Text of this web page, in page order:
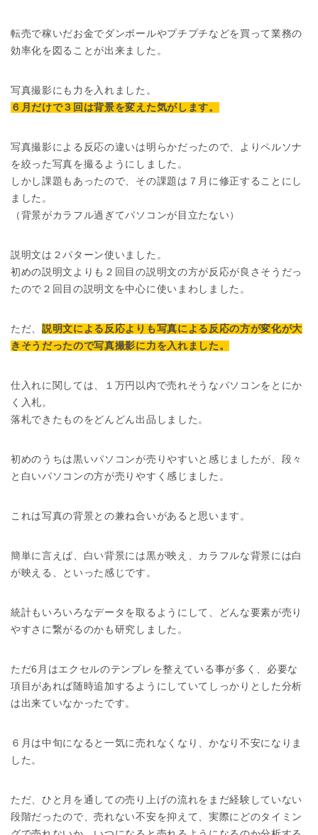
転売で稼いだお金でダンボールやプチプチなどを買って業務の
効率化を図ることが出来ました。
写真撮影にも力を入れました。
６月だけで３回は背景を変えた気がします。
写真撮影による反応の違いは明らかだったので、よりペルソナ
を絞った写真を撮るようにしました。
しかし課題もあったので、その課題は７月に修正することにし
ました。
（背景がカラフル過ぎてパソコンが目立たない）
説明文は２パターン使いました。
初めの説明文よりも２回目の説明文の方が反応が良さそうだっ
たので２回目の説明文を中心に使いまわしました。
ただ、説明文による反応よりも写真による反応の方が変化が大
きそうだったので写真撮影に力を入れました。
仕入れに関しては、１万円以内で売れそうなパソコンをとにか
く入札。
落札できたものをどんどん出品しました。
初めのうちは黒いパソコンが売りやすいと感じましたが、段々
と白いパソコンの方が売りやすく感じました。
これは写真の背景との兼ね合いがあると思います。
簡単に言えば、白い背景には黒が映え、カラフルな背景には白
が映える、といった感じです。
統計もいろいろなデータを取るようにして、どんな要素が売り
やすさに繋がるのかも研究しました。
ただ6月はエクセルのテンプレを整えている事が多く、必要な
項目があれば随時追加するようにしていてしっかりとした分析
は出来ていなかったです。
６月は中旬になると一気に売れなくなり、かなり不安になりま
した。
ただ、ひと月を通しての売り上げの流れをまだ経験していない
段階だったので、売れない不安を抑えて、実際にどのタイミン